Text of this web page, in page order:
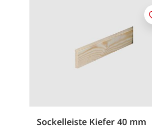
Sockelleiste Kiefer 40 mm